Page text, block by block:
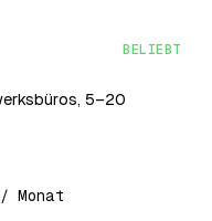
BELIEBT
5–20
Monat